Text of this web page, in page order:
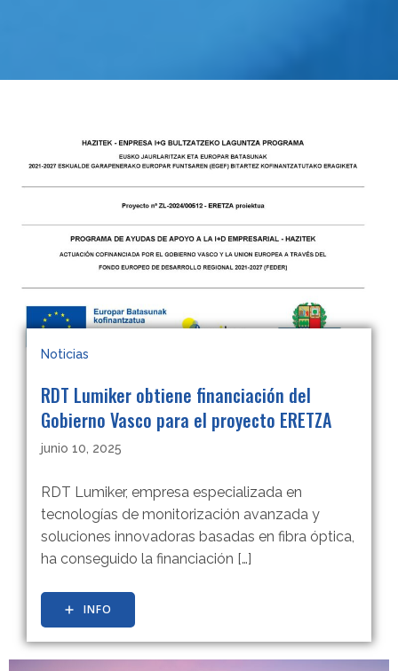
Noticias
RDT Lumiker obtiene financiación del
Gobierno Vasco para el proyecto ERETZA
junio 10, 2025
RDT Lumiker, empresa especializada en
tecnologías de monitorización avanzada y
soluciones innovadoras basadas en fibra óptica,
ha conseguido la financiación […]
INFO